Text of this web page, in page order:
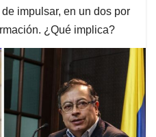
impulsar, en un dos por
¿Qué implica?